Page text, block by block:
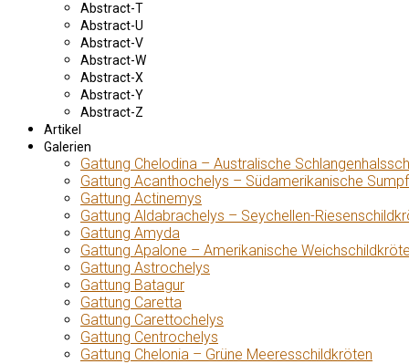
Abstract-T
Abstract-U
Abstract-V
Abstract-W
Abstract-X
Abstract-Y
Abstract-Z
Artikel
Galerien
Gattung Chelodina – Australische
Gattung Acanthochelys – Südamerikanische
Gattung Actinemys
Gattung Aldabrachelys – Seychellen-
Gattung Amyda
Gattung Apalone – Amerikanische
Gattung Astrochelys
Gattung Batagur
Gattung Caretta
Gattung Carettochelys
Gattung Centrochelys
Gattung Chelonia – Grüne Meeresschildkröten